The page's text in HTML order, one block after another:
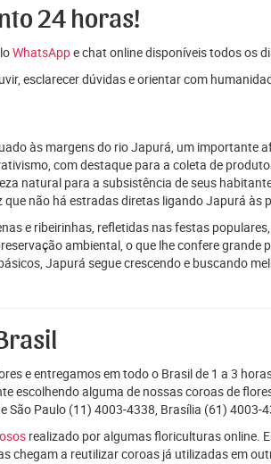
24 horas!
WhatsAppe chat online disponíveis todos os
esclarecer dúvidas e orientar com
às margens do rio Japurá, um importante
com destaque para a coleta de
natural para a subsistência de seus
não há estradas diretas ligando Japurá às
e ribeirinhas, refletidas nas festas
ambiental, o que lhe confere
Japurá segue crescendo e buscando
e entregamos em todo o Brasil de 1 a 3
escolhendo alguma de nossas coroas de
São Paulo (11) 4003-4338, Brasília (61)
realizado por algumas floriculturas online.
chegam a reutilizar coroas já utilizadas em